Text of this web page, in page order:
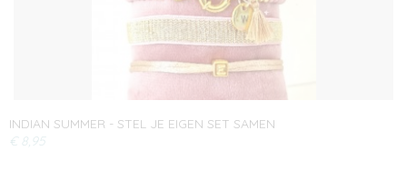
INDIAN SUMMER - STEL JE EIGEN SET SAMEN
€ 8,95